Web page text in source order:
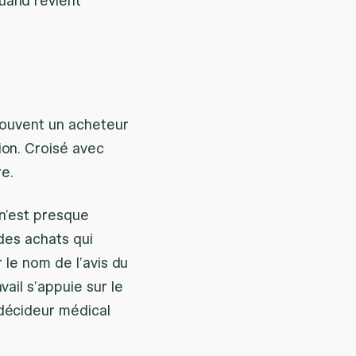
un acheteur
Croisé avec
presque
achats qui
nom de l’avis du
s’appuie sur le
médical